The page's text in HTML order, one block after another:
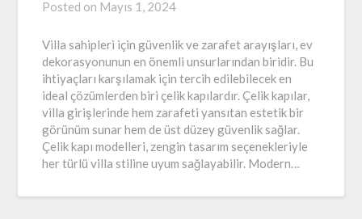
Posted on Mayıs 1, 2024
Villa sahipleri için güvenlik ve zarafet arayışları, ev
dekorasyonunun en önemli unsurlarından biridir. Bu
ihtiyaçları karşılamak için tercih edilebilecek en
ideal çözümlerden biri çelik kapılardır. Çelik kapılar,
villa girişlerinde hem zarafeti yansıtan estetik bir
görünüm sunar hem de üst düzey güvenlik sağlar.
Çelik kapı modelleri, zengin tasarım seçenekleriyle
her türlü villa stiline uyum sağlayabilir. Modern…